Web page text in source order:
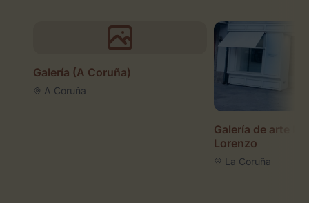
Galería (A Coruña)
A Coruña
Galería de arte
Lorenzo
La Coruña